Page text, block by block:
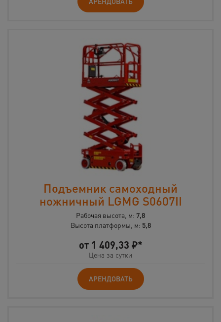
Подъемник самоходный
ножничный LGMG S0607II
Рабочая высота, м: 7,8
Высота платформы, м: 5,8
от 1 409,33 ₽*
Цена за сутки
АРЕНДОВАТЬ